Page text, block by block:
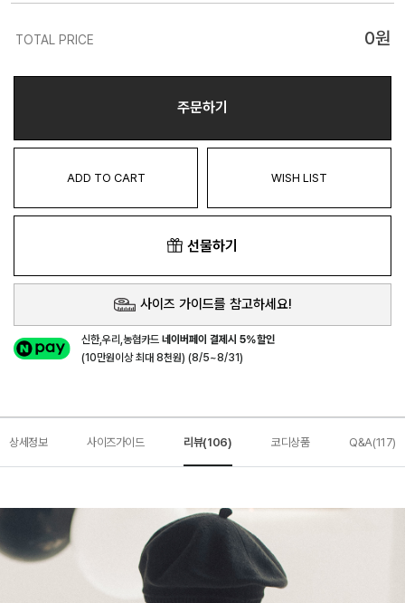
TOTAL PRICE 0원
주문하기
ADD TO CART WISH LIST
선물하기
사이즈 가이드를 참고하세요!
신한,우리,농협카드네이버페이 결제시 5%할인
(10만원이상 최대 8천원) (8/5~8/31)
상세정보 사이즈가이드 리뷰(106) 코디상품 Q&A(117)